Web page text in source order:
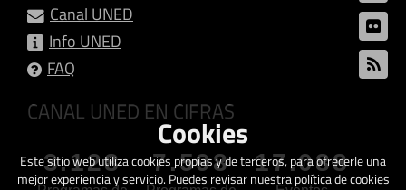
Canal UNED
Info UNED
FAQ
CANAL UNED EN CIFRAS
3.128 7.598 17.088
Cookies
Este sitio web utiliza cookies propias y de terceros, para ofrecerle una
mejor experiencia y servicio. Puedes revisar nuestra política de cookies